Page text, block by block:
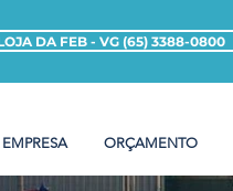
DA FEB - VG (65) 3388-0800
ORÇAMENTO